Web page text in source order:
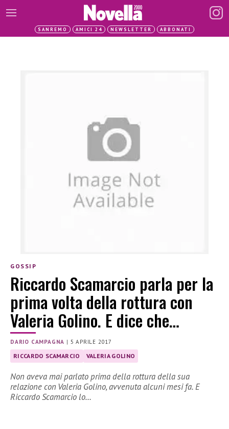
SANREMO AMICI 24 NEWSLETTER ABBONATI
GOSSIP
Riccardo Scamarcio parla per la
prima volta della rottura con
Valeria Golino. E dice che…
DARIO CAMPAGNA | 5 APRILE 2017
RICCARDO SCAMARCIO VALERIA GOLINO
Non aveva mai parlato prima della rottura della sua
relazione con Valeria Golino, avvenuta alcuni mesi fa. E
Riccardo Scamarcio lo…